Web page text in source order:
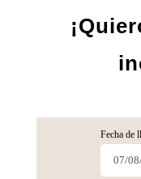
Fecha de